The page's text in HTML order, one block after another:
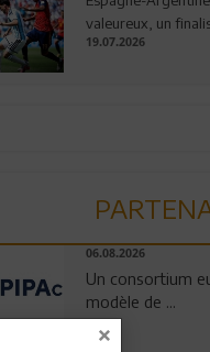
valeureux, un
19.07.2026
06.08.2026
Un consortium
modèle de ...